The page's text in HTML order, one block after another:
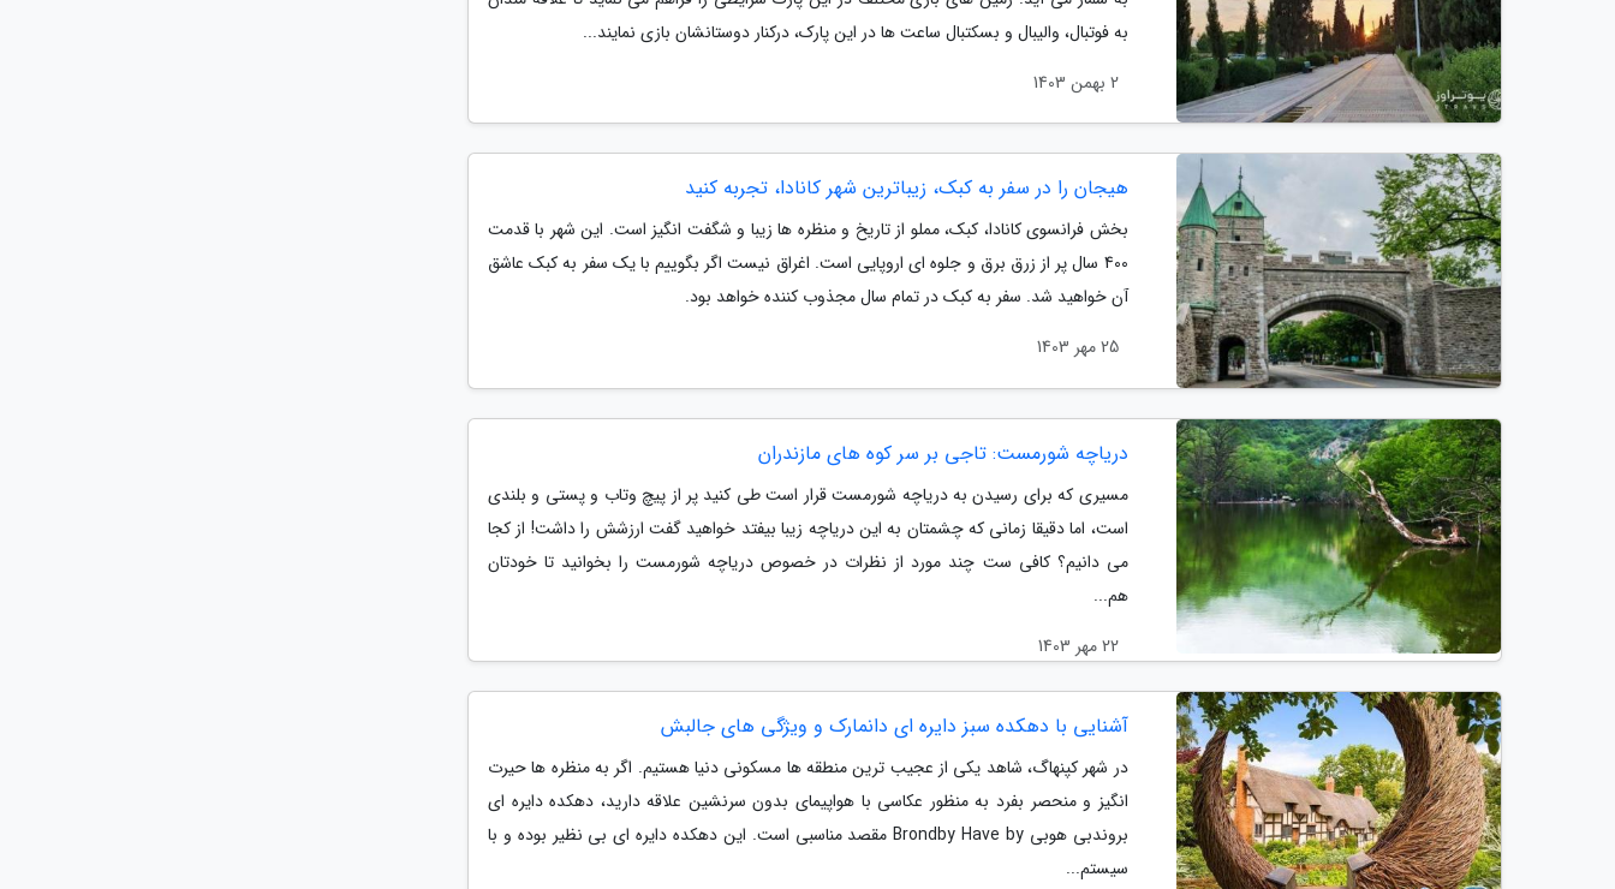
به فوتبال، والیبال و بسکتبال ساعت ها در این پارک، درکنار دوستانشان بازی نمایند...
2 بهمن 1403
هیجان را در سفر به کبک، زیباترین شهر کانادا، تجربه کنید
بخش فرانسوی کانادا، کبک، مملو از تاریخ و منظره ها زیبا و شگفت انگیز است. این شهر با قدمت
400 سال پر از زرق برق و جلوه ای اروپایی است. اغراق نیست اگر بگوییم با یک سفر به کبک عاشق
آن خواهید شد. سفر به کبک در تمام سال مجذوب کننده خواهد بود.
25 مهر 1403
دریاچه شورمست: تاجی بر سر کوه های مازندران
مسیری که برای رسیدن به دریاچه شورمست قرار است طی کنید پر از پیچ وتاب و پستی و بلندی
است، اما دقیقا زمانی که چشمتان به این دریاچه زیبا بیفتد خواهید گفت ارزشش را داشت! از کجا
می دانیم؟ کافی ست چند مورد از نظرات در خصوص دریاچه شورمست را بخوانید تا خودتان
هم...
22 مهر 1403
آشنایی با دهکده سبز دایره ای دانمارک و ویژگی های جالبش
در شهر کپنهاگ، شاهد یکی از عجیب ترین منطقه ها مسکونی دنیا هستیم. اگر به منظره ها حیرت
انگیز و منحصر بفرد به منظور عکاسی با هواپیمای بدون سرنشین علاقه دارید، دهکده دایره ای
بروندبی هوبی Brondby Have by مقصد مناسبی است. این دهکده دایره ای بی نظیر بوده و با
سیستم...